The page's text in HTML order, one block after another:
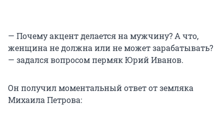
— Почему акцент делается на мужчину? А что,
женщина не должна или не может зарабатывать?
— задался вопросом пермяк Юрий Иванов.
Он получил моментальный ответ от земляка
Михаила Петрова: